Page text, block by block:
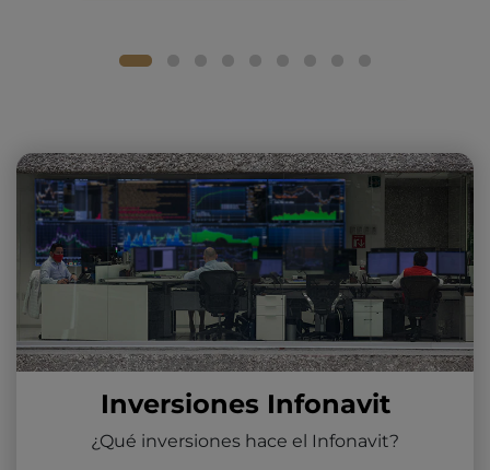
Inversiones Infonavit
¿Qué inversiones hace el Infonavit?